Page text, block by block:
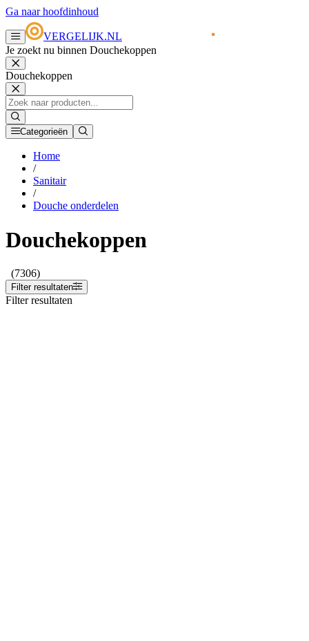
Ga naar hoofdinhoud
VERGELIJK.NL
Je zoekt nu binnen Douchekoppen
Douchekoppen
Categorieën
Home
/
Sanitair
/
Douche onderdelen
Douchekoppen
(7306)
Filter resultaten
Filter resultaten